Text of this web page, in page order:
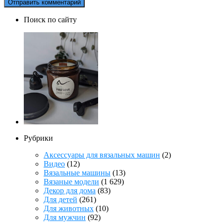
Поиск по сайту
Рубрики
Аксессуары для вязальных машин (2)
Видео (12)
Вязальные машины (13)
Вязаные модели (1 629)
Декор для дома (83)
Для детей (261)
Для животных (10)
Для мужчин (92)